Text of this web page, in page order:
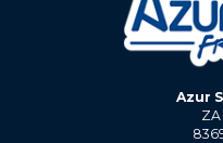
Azur